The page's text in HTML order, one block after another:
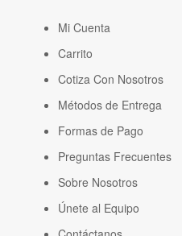
Mi Cuenta
Carrito
Cotiza Con Nosotros
Métodos de Entrega
Formas de Pago
Preguntas Frecuentes
Sobre Nosotros
Únete al Equipo